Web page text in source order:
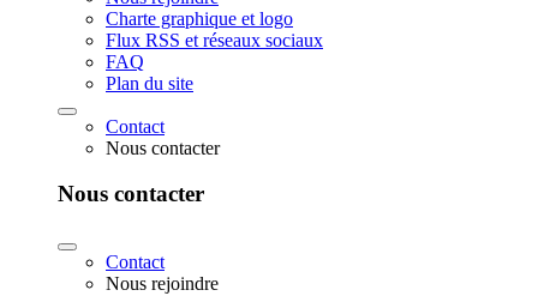
Charte graphique et logo
Flux RSS et réseaux sociaux
FAQ
Plan du site
Contact
Nous contacter
Nous contacter
Contact
Nous rejoindre